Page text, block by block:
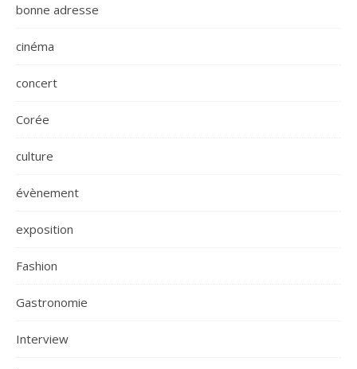
bonne adresse
cinéma
concert
Corée
culture
évènement
exposition
Fashion
Gastronomie
Interview